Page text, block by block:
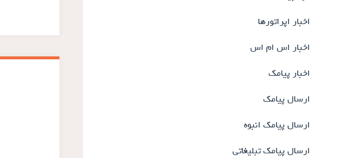
اخبار اپراتورها
اخبار اس ام اس
اخبار پیامک
ارسال پیامک
ارسال پیامک انبوه
ارسال پیامک تبلیغاتی